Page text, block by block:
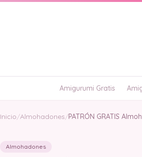
Amigurumi Gratis
Inicio/Almohadones/PATRÓN GRATIS
Almohadones